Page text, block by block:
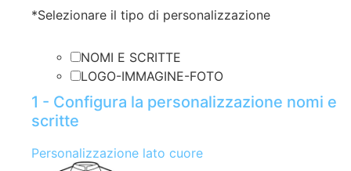
*Selezionare il tipo di personalizzazione
NOMI E SCRITTE
LOGO-IMMAGINE-FOTO
1 - Configura la personalizzazione nomi e
scritte
Personalizzazione lato cuore